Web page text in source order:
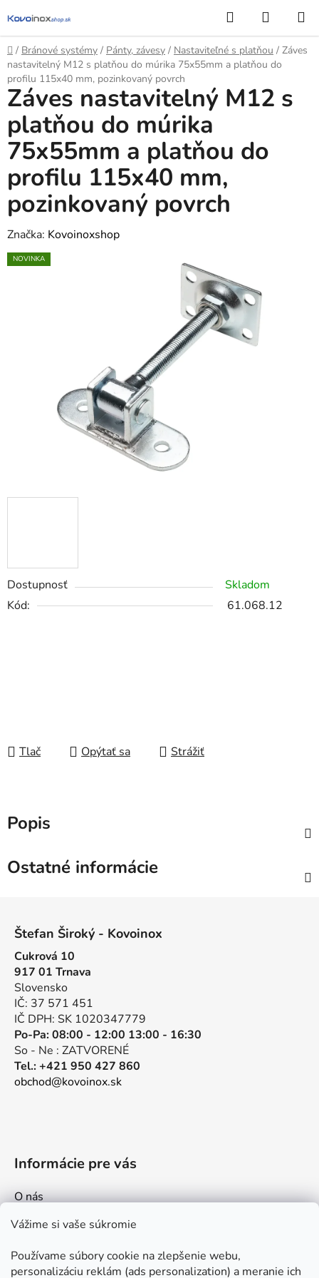
Vážime si vaše súkromie
Používame súbory cookie na zlepšenie webu,
personalizáciu reklám (ads personalization) a meranie ich
na
obsah
Hľadať
KOŠÍK
Domov
/ Bránové systémy / Pánty, závesy / Nastaviteľné s platňou / Záves
nastavitelný M12 s platňou do múrika 75x55mm a platňou do
profilu 115x40 mm, pozinkovaný povrch
Dostupnosť
Skladom
Kód:
61.068.12
Tlač Opýtať sa Strážiť
Záves nastavitelný M12 s
platňou do múrika
75x55mm a platňou do
profilu 115x40 mm,
pozinkovaný povrch
Značka: Kovoinoxshop
NOVINKA
Popis
Ostatné informácie
Štefan Široký - Kovoinox
Cukrová 10
917 01 Trnava
Slovensko
IČ: 37 571 451
IČ DPH: SK 1020347779
Po-Pa: 08:00 - 12:00 13:00 - 16:30
So - Ne : ZATVORENÉ
Tel.: +421 950 427 860
obchod@kovoinox.sk
Informácie pre vás
O nás
Kontakt
Ako nakupovať